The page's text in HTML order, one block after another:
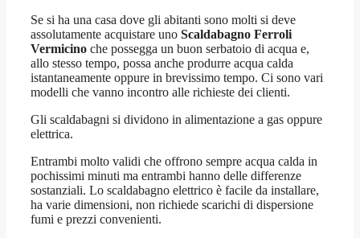
Se si ha una casa dove gli abitanti sono molti si deve
assolutamente acquistare uno Scaldabagno Ferroli
Vermicino che possegga un buon serbatoio di acqua e,
allo stesso tempo, possa anche produrre acqua calda
istantaneamente oppure in brevissimo tempo. Ci sono vari
modelli che vanno incontro alle richieste dei clienti.
Gli scaldabagni si dividono in alimentazione a gas oppure
elettrica.
Entrambi molto validi che offrono sempre acqua calda in
pochissimi minuti ma entrambi hanno delle differenze
sostanziali. Lo scaldabagno elettrico è facile da installare,
ha varie dimensioni, non richiede scarichi di dispersione
fumi e prezzi convenienti.